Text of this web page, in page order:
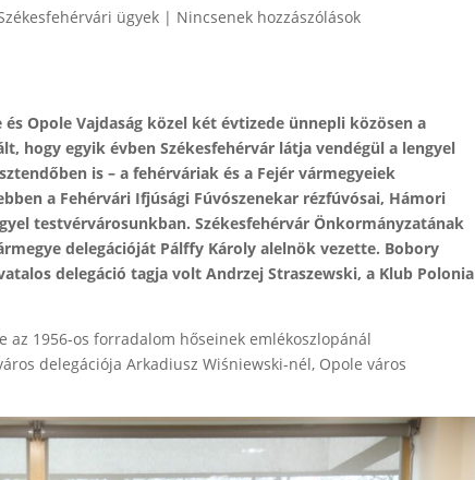
ügyek | Nincsenek hozzászólások
Opole Vajdaság közel két évtizede ünnepli közösen a
hogy egyik évben Székesfehérvár látja vendégül a lengyel
is – a fehérváriak és a Fejér vármegyeiek
a Fehérvári Ifjúsági Fúvószenekar rézfúvósai, Hámori
testvérvárosunkban. Székesfehérvár Önkormányzatának
delegációját Pálffy Károly alelnök vezette. Bobory
delegáció tagja volt Andrzej Straszewski, a Klub Polonia
az 1956-os forradalom hőseinek emlékoszlopánál
delegációja Arkadiusz Wiśniewski-nél, Opole város